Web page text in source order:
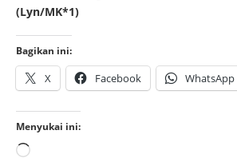
(Lyn/MK*1)
Bagikan ini:
X Facebook WhatsApp
Menyukai ini: